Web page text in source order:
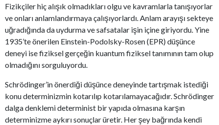
Fizikçiler hiç alışık olmadıkları olgu ve kavramlarla tanışıyorlar
ve onları anlamlandırmaya çalışıyorlardı. Anlam arayışı sekteye
uğradığında da uydurma ve safsatalar işin içine giriyordu. Yine
1935’te önerilen Einstein-Podolsky-Rosen (EPR) düşünce
deneyi ise fiziksel gerçeğin kuantum fiziksel tanımının tam olup
olmadığını sorguluyordu.
Schrödinger’in önerdiği düşünce deneyinde tartışmak istediği
konu determinizmin kotarılıp kotarılamayacağıdır. Schrödinger
dalga denklemi determinist bir yapıda olmasına karşın
determinizme aykırı sonuçlar üretir. Her şey bağrında kendi